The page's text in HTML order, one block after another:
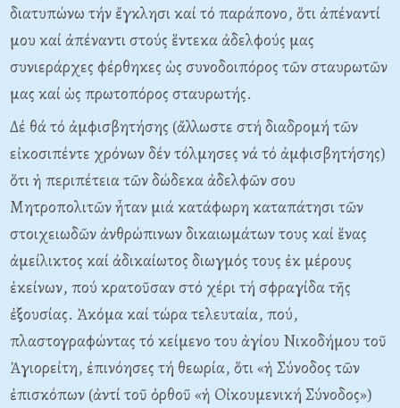
διατυπώνω τήν ἔγκλησι καί τό παράπονο, ὅτι ἀπέναντί
μου καί ἀπέναντι στούς ἕντεκα ἀδελφούς μας
συνιεράρχες φέρθηκες ὡς συνοδοιπόρος τῶν σταυρωτῶν
μας καί ὡς πρωτοπόρος σταυρωτής.
Δέ θά τό ἀμφισβητήσης (ἄλλωστε στή διαδρομή τῶν
εἰκοσιπέντε χρόνων δέν τόλμησες νά τό ἀμφισβητήσης)
ὅτι ἡ περιπέτεια τῶν δώδεκα ἀδελφῶν σου
Mητροπολιτῶν ἦταν μιά κατάφωρη καταπάτησι τῶν
στοιχειωδῶν ἀνθρώπινων δικαιωμάτων τους καί ἕνας
ἀμείλικτος καί ἀδικαίωτος διωγμός τους ἐκ μέρους
ἐκείνων, πού κρατοῦσαν στό χέρι τή σφραγίδα τῆς
ἐξουσίας. Ἀκόμα καί τώρα τελευταία, πού,
πλαστογραφώντας τό κείμενο του ἁγίου Nικοδήμου τοῦ
Ἀγιορείτη, ἐπινόησες τή θεωρία, ὅτι «ἡ Σύνοδος τῶν
ἐπισκόπων (ἀντί τοῦ ὀρθοῦ «ἡ Oἰκουμενική Σύνοδος»)